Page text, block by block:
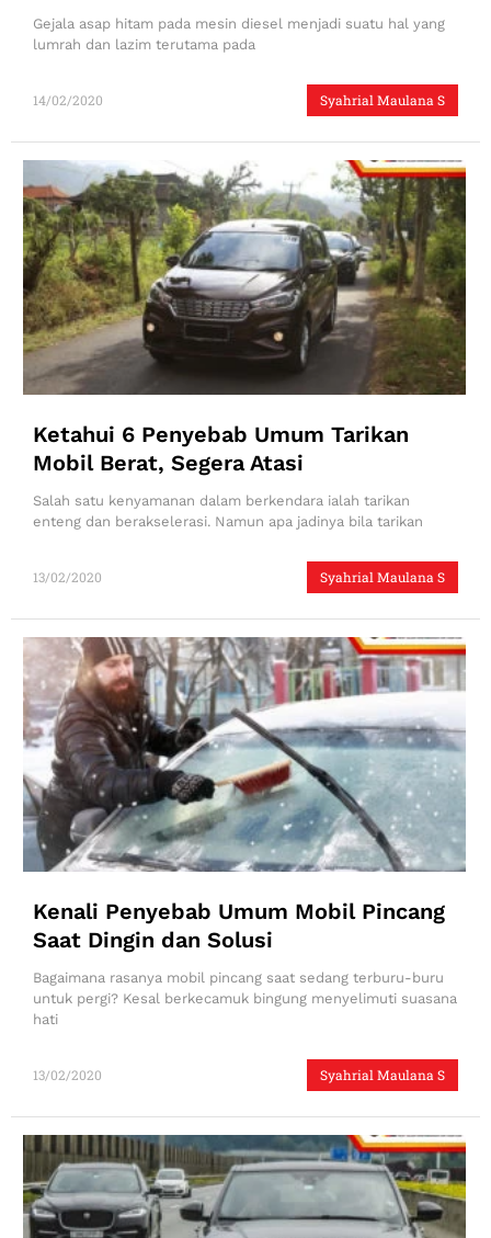
Syahrial Maulana S
14/02/2020
Gejala asap hitam pada mesin diesel menjadi suatu hal yang
lumrah dan lazim terutama pada
Ketahui 6 Penyebab Umum Tarikan
Mobil Berat, Segera Atasi
Syahrial Maulana S
13/02/2020
Salah satu kenyamanan dalam berkendara ialah tarikan
enteng dan berakselerasi. Namun apa jadinya bila tarikan
Kenali Penyebab Umum Mobil Pincang
Saat Dingin dan Solusi
Syahrial Maulana S
13/02/2020
Bagaimana rasanya mobil pincang saat sedang terburu-buru
untuk pergi? Kesal berkecamuk bingung menyelimuti suasana
hati